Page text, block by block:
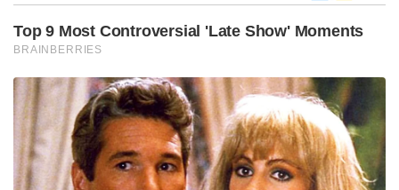
ഇതിന് മന്ത്രിസഭ അംഗീകാരം നല്‍കും. മൂന്ന്
കേന്ദ്രീകരിച്ചുള്ള ഉത്തര കമാന്‍ഡും, പാകിസ്താനെ
കേന്ദ്രീകരിച്ചുള്ള പശ്ചിമ കമാന്‍ഡും
ഉണ്ടായിരിക്കുമെന്നാണ് സൂചന. നോര്‍ത്തേണ്‍
കമാന്‍ഡിന്റെ പ്രവര്‍ത്തന മേഖല ലഡാക്കിലെ
കാരക്കോരം പാസില്‍ നിന്നാണ് ആരംഭിക്കുക.